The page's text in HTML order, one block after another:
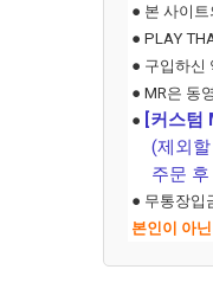
● 본 사이
● PLAY
● 구입하신
● MR은 동
● [커스텀
(제외할
주문 후
● 무통장입
본인이 아